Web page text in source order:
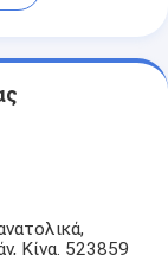
Κίνα. 523859